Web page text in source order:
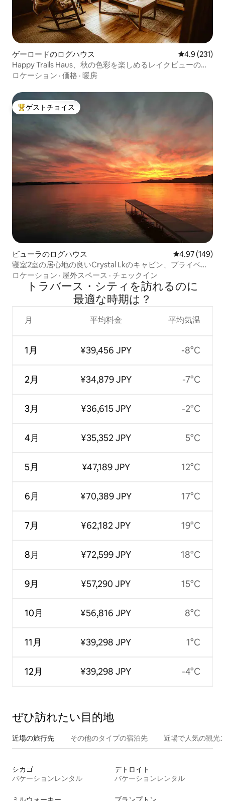
ゲーロードのログハウス レビュー231
4.9 (231)
Happy Trails Haus、秋の色彩を楽しめるレイクビューのキ
ャビン
ロケーション · 価格 · 暖房
大好評のゲストチョイスです。
ゲストチョイス
ビューラのログハウス レビュー149
4.97 (149)
寝室2室の居心地の良いCrystal Lkのキャビン、プライベー
トビーチ、カヤック
ロケーション · 屋外スペース · チェックイン
トラバース・シティを訪⁠れ⁠るの⁠に
最⁠適⁠な時⁠期⁠は⁠？
月
1月
2月
3月
4月
5月
6月
7月
8月
9月
10月
11月
12月
平均料金
¥39,456 JPY
¥34,879 JPY
¥36,615 JPY
¥35,352 JPY
¥47,189 JPY
¥70,389 JPY
¥62,182 JPY
¥72,599 JPY
¥57,290 JPY
¥56,816 JPY
¥39,298 JPY
¥39,298 JPY
平均気温
-8°C
-7°C
-2°C
5°C
12°C
17°C
19°C
18°C
15°C
8°C
1°C
-4°C
ぜひ訪⁠れ⁠た⁠い目⁠的⁠地
近場の旅行先 その他のタ⁠イ⁠プ⁠の宿⁠泊⁠先 近場で人気の観光
シカゴ
バケーションレンタル
デトロイト
バケーションレンタル